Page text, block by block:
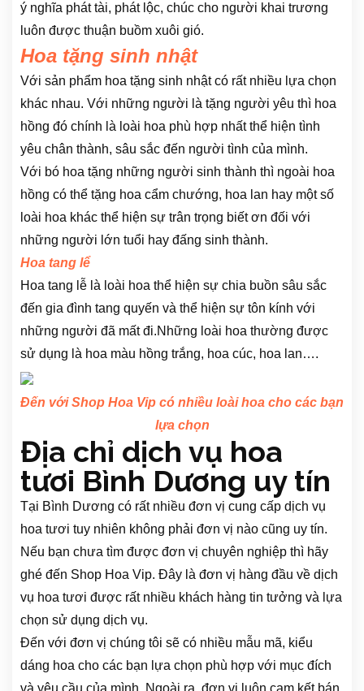
ý nghĩa phát tài, phát lộc, chúc cho người khai trương
luôn được thuận buồm xuôi gió.
Hoa tặng sinh nhật
Với sản phẩm hoa tặng sinh nhật có rất nhiều lựa chọn
khác nhau. Với những người là tặng người yêu thì hoa
hồng đó chính là loài hoa phù hợp nhất thể hiện tình
yêu chân thành, sâu sắc đến người tình của mình.
Với bó hoa tặng những người sinh thành thì ngoài hoa
hồng có thể tặng hoa cẩm chướng, hoa lan hay một số
loài hoa khác thể hiện sự trân trọng biết ơn đối với
những người lớn tuổi hay đấng sinh thành.
Hoa tang lể
Hoa tang lễ là loài hoa thể hiện sự chia buồn sâu sắc
đến gia đình tang quyến và thể hiện sự tôn kính với
những người đã mất đi.Những loài hoa thường được
sử dụng là hoa màu hồng trắng, hoa cúc, hoa lan….
Đến với Shop Hoa Vip có nhiều loài hoa cho các bạn
lựa chọn
Địa chỉ dịch vụ hoa
tươi Bình Dương uy tín
Tại Bình Dương có rất nhiều đơn vị cung cấp dịch vụ
hoa tươi tuy nhiên không phải đơn vị nào cũng uy tín.
Nếu bạn chưa tìm được đơn vị chuyên nghiệp thì hãy
ghé đến Shop Hoa Vip. Đây là đơn vị hàng đầu về dịch
vụ hoa tươi được rất nhiều khách hàng tin tưởng và lựa
chọn sử dụng dịch vụ.
Đến với đơn vị chúng tôi sẽ có nhiều mẫu mã, kiểu
dáng hoa cho các bạn lựa chọn phù hợp với mục đích
và yêu cầu của mình. Ngoài ra, đơn vị luôn cam kết bán